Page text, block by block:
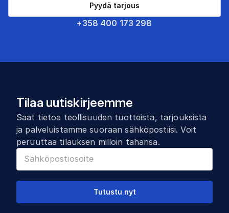
+358 400 173 298
Pyydä tarjous
Tilaa uutiskirjeemme
Saat tietoa teollisuuden tuotteista, tarjouksista
ja palveluistamme suoraan sähköpostiisi. Voit
peruuttaa tilauksen milloin tahansa.
Tutustu nyt